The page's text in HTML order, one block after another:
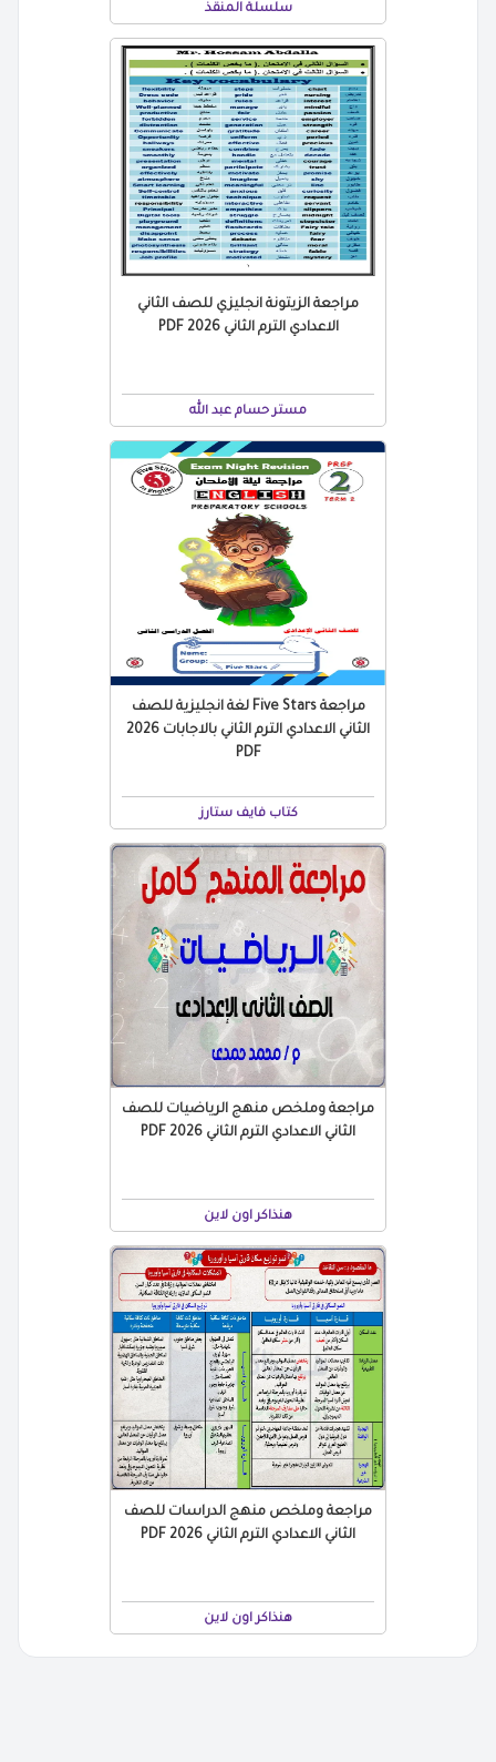
سلسلة المنقذ
مراجعة الزيتونة انجليزي للصف الثاني
الاعدادي الترم الثاني 2026 PDF
مستر حسام عبد الله
مراجعة Five Stars لغة انجليزية للصف
الثاني الاعدادي الترم الثاني بالاجابات 2026
PDF
كتاب فايف ستارز
مراجعة وملخص منهج الرياضيات للصف
الثاني الاعدادي الترم الثاني 2026 PDF
هنذاكر اون لاين
مراجعة وملخص منهج الدراسات للصف
الثاني الاعدادي الترم الثاني 2026 PDF
هنذاكر اون لاين